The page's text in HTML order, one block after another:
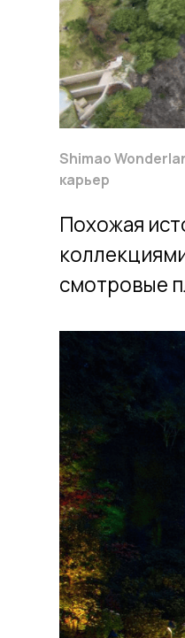
Похожая
коллекциями
смотровые